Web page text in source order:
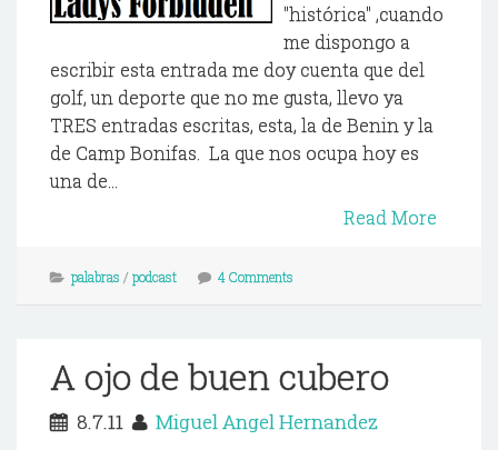
"histórica" ,cuando
me dispongo a
escribir esta entrada me doy cuenta que del
golf, un deporte que no me gusta, llevo ya
TRES entradas escritas, esta, la de Benin y la
de Camp Bonifas. La que nos ocupa hoy es
una de...
Read More
palabras / podcast 4 Comments
A ojo de buen cubero
8.7.11 Miguel Angel Hernandez